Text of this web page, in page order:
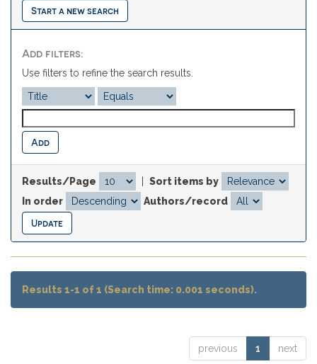
Start a new search
Add filters:
Use filters to refine the search results.
Results/Page
Sort items by
In order
Authors/record
Results 1-1 of 1 (Search time: 0.001 seconds).
previous 1 next